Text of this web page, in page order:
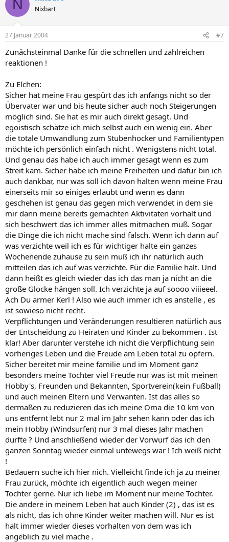
N Nixbart
27 Januar 2004 #7
Zunächsteinmal Danke für die schnellen und zahlreichen
reaktionen !
Zu Elchen:
Sicher hat meine Frau gespürt das ich anfangs nicht so der
Übervater war und bis heute sicher auch noch Steigerungen
möglich sind. Sie hat es mir auch direkt gesagt. Und
egoistisch schätze ich mich selbst auch ein wenig ein. Aber
die totale Umwandlung zum Stubenhocker und Familientypen
möchte ich persönlich einfach nicht . Wenigstens nicht total.
Und genau das habe ich auch immer gesagt wenn es zum
Streit kam. Sicher habe ich meine Freiheiten und dafür bin ich
auch dankbar, nur was soll ich davon halten wenn meine Frau
einerseits mir so einiges erlaubt und wenn es dann
geschehen ist genau das gegen mich verwendet in dem sie
mir dann meine bereits gemachten Aktivitäten vorhält und
sich beschwert das ich immer alles mitmachen muß. Sogar
die Dinge die ich nicht mache sind falsch. Wenn ich dann auf
was verzichte weil ich es für wichtiger halte ein ganzes
Wochenende zuhause zu sein muß ich ihr natürlich auch
mitteilen das ich auf was verzichte. Für die Familie halt. Und
dann heißt es gleich wieder das ich das man ja nicht an die
große Glocke hängen soll. Ich verzichte ja auf soooo viiieeel.
Ach Du armer Kerl ! Also wie auch immer ich es anstelle , es
ist sowieso nicht recht.
Verpflichtungen und Veränderungen resultieren natürlich aus
der Entscheidung zu Heiraten und Kinder zu bekommen . Ist
klar! Aber darunter verstehe ich nicht die Verpflichtung sein
vorheriges Leben und die Freude am Leben total zu opfern.
Sicher bereitet mir meine familie und im Moment ganz
besonders meine Tochter viel Freude nur was ist mit meinen
Hobby's, Freunden und Bekannten, Sportverein(kein Fußball)
und auch meinen Eltern und Verwanten. Ist das alles so
dermaßen zu reduzieren das ich meine Oma die 10 km von
uns entfernt lebt nur 2 mal im Jahr sehen kann oder das ich
mein Hobby (Windsurfen) nur 3 mal dieses Jahr machen
durfte ? Und anschließend wieder der Vorwurf das ich den
ganzen Sonntag wieder einmal untewegs war ! Ich weiß nicht
!
Bedauern suche ich hier nich. Vielleicht finde ich ja zu meiner
Frau zurück, möchte ich eigentlich auch wegen meiner
Tochter gerne. Nur ich liebe im Moment nur meine Tochter.
Die andere in meinem Leben hat auch Kinder (2) , das ist es
als nicht, das ich ohne Kinder weiter machen will. Nur es ist
halt immer wieder dieses vorhalten von dem was ich
angeblich zu viel mache .